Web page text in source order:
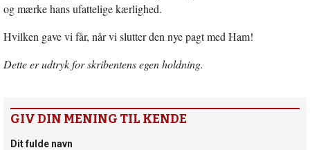
og mærke hans ufattelige kærlighed.
Hvilken gave vi får, når vi slutter den nye pagt med Ham!
Dette er udtryk for skribentens egen holdning.
GIV DIN MENING TIL KENDE
Dit fulde navn